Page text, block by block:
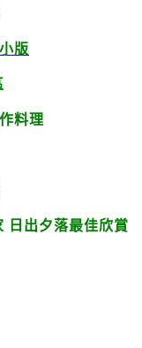
版
料理
日出夕落最佳欣賞